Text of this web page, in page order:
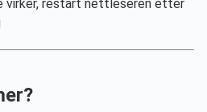
virker, restart nettleseren etter